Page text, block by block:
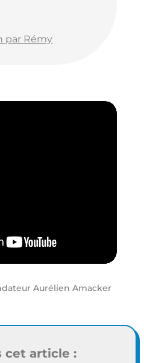
par Rémy
Aurélien Amacker
cet article :